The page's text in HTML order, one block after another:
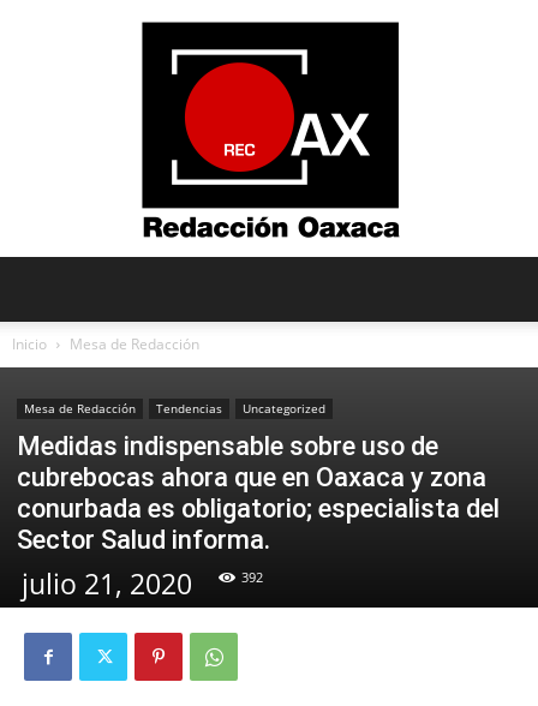
Oaxaca
Inicio Mesa de Redacción
Mesa de Redacción Tendencias Uncategorized
Medidas indispensable sobre uso de
cubrebocas ahora que en Oaxaca y zona
conurbada es obligatorio; especialista del
Sector Salud informa.
julio 21, 2020 392